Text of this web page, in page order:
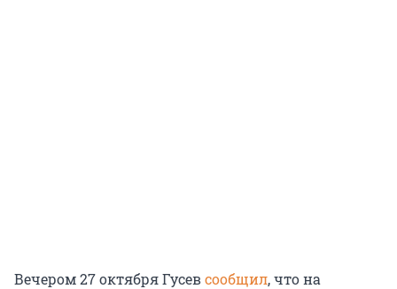
Вечером 27 октября Гусевсообщил, что на